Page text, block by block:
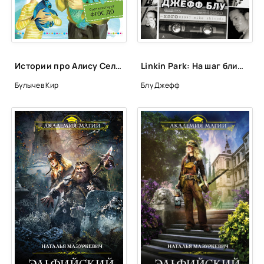
Глава 25
Глава 26
Эпилог
Истории про Алису Селезневу. Рассказы - Кир Булычев
Булычев Кир
Linkin Park: На шаг ближе. От Xero до группы #1: рождение легенды - Джефф Блу
Блу Джефф